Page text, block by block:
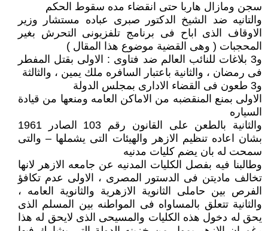
سجن ومازال هاربا حتى انقضاء مده سقوط الحكم
والتانيه ضد الشيخ الدكتور صبرى عباده مستشار وزير
الاوقاف الذى اباح فى برنامج تلفزيونى التحرش بغير
المحجبات ( وهى القضية موضوع هذا المقال )
و3 بلاغات للنائب العالم ضد فتاوى : الاولى بقتل المفطر
فى رمضان ، والثانية باعتبار السافره ملك يمين ، والثالثة
و3 طعون فى القضاء الادارى بمجلس الدولة
الاولى بمنع المنقضبه من الاماكن العامه ومنعها من قيادة
السياره
والثانية بالطعن على القانون رقم 103 الصادر 1961
بشان اعاده تنظيم الازهر والهيئات التى يشملها – والتى
سمحت له بان يضم كليات مدنيه
وطالبنا فيه بفصل الكليات المدنيه عن جامعه الازهر لانها
تخالف ماديتن فى الدستور المصرى ، الاولى عدم تكافؤ
الفرص بين حاملى الثانوية الازهرية والثانوية العامه ،
والثانية تتعلق بالمساواه فى المواطنه بين المسلم الذى
يحق له دخول هذه الكليات والمسيحى الذى لايحق له هذا